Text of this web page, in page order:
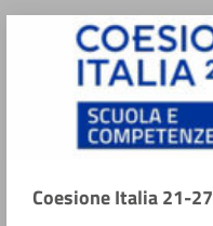
Coesione Italia 21-27